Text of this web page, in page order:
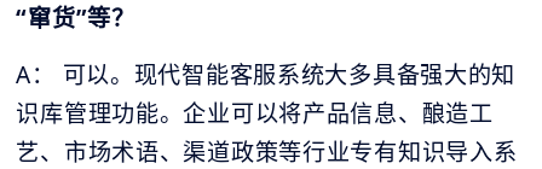
“窜货”等？
A： 可以。现代智能客服系统大多具备强大的知
识库管理功能。企业可以将产品信息、酿造工
艺、市场术语、渠道政策等行业专有知识导入系